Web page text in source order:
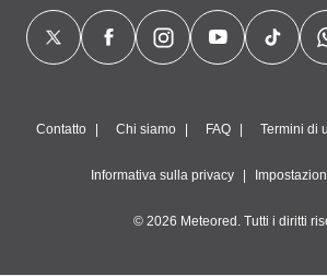
Contatto Chi siamo FAQ Termini di
Informativa sulla privacy
© 2026 Meteored. Tutti i diritti